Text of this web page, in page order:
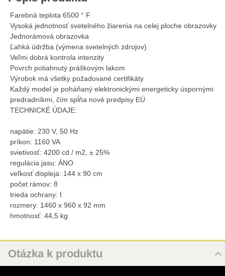
Farebná teplota 6500 ° F
Vysoká jednotnosť svetelného žiarenia na celej ploche obrazovky
Jednorámová obrazovka
Ľahká údržba (výmena svetelných zdrojov)
Veľmi dobrá kontrola intenzity
Povrch potiahnutý práškovým lakom
Výrobok má všetky požadované certifikáty
Každý model je poháňaný elektronickými energeticky úspornými
predradníkmi, čím spĺňa nové predpisy EÚ
TECHNICKÉ ÚDAJE:
napätie: 230 V, 50 Hz
príkon: 1160 VA
svietivosť: 4200 cd / m2, ± 25%
regulácia jasu: ÁNO
veľkosť displeja: 144 x 90 cm
počet rámov: 8
trieda ochrany: I
rozmery: 1460 x 960 x 92 mm
hmotnosť: 44,5 kg
Otázka k produktu